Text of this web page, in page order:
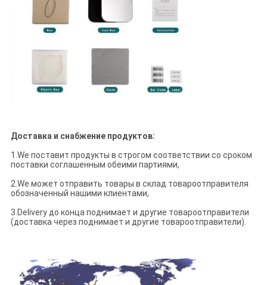
Доставка и снабжение продуктов:
1.We поставит продукты в строгом соответствии со сроком
поставки соглашенным обеими партиями,
2.We может отправить товары в склад товароотправителя
обозначенный нашими клиентами,
3.Delivery до конца поднимает и другие товароотправители
(доставка через поднимает и другие товароотправители).